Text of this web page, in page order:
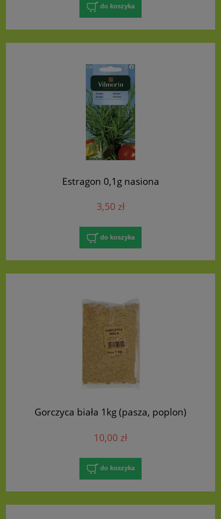
do koszyka
Estragon 0,1g nasiona
3,50 zł
do koszyka
Gorczyca biała 1kg (pasza, poplon)
10,00 zł
do koszyka